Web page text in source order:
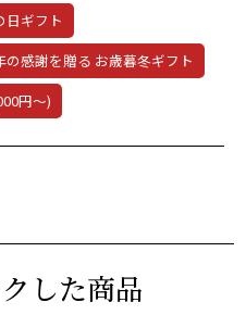
日ギフト
の感謝を贈る お歳暮冬ギフト
円～)
した商品